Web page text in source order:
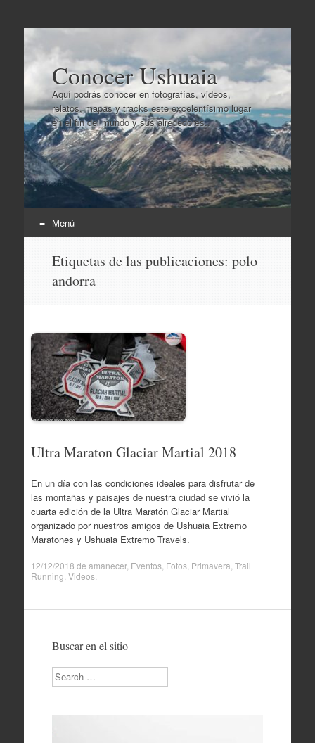
Conocer Ushuaia
Aquí podrás conocer en fotografías, videos,
relatos, mapas y tracks este excelentísimo lugar
en el fin del mundo y sus alrededores..
Menú
contenido
Etiquetas de las publicaciones: polo
andorra
Ultra Maraton Glaciar Martial 2018
En un día con las condiciones ideales para disfrutar de
las montañas y paisajes de nuestra ciudad se vivió la
cuarta edición de la Ultra Maratón Glaciar Martial
organizado por nuestros amigos de Ushuaia Extremo
Maratones y Ushuaia Extremo Travels.
12/12/2018 de amanecer, Eventos, Fotos, Primavera Trail
Running Videos.
Buscar en el sitio
Search